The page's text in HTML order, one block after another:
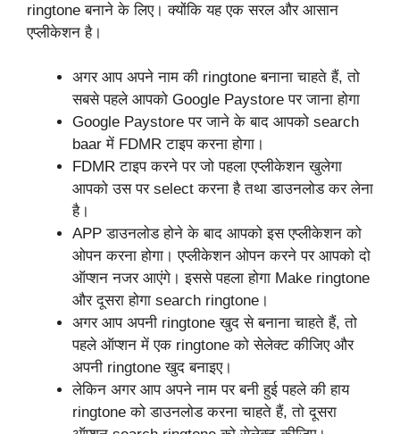
ringtone बनाने के लिए। क्योंकि यह एक सरल और आसान
एप्लीकेशन है।
अगर आप अपने नाम की ringtone बनाना चाहते हैं, तो
सबसे पहले आपको Google Paystore पर जाना होगा
Google Paystore पर जाने के बाद आपको search
baar में FDMR टाइप करना होगा।
FDMR टाइप करने पर जो पहला एप्लीकेशन खुलेगा
आपको उस पर select करना है तथा डाउनलोड कर लेना
है।
APP डाउनलोड होने के बाद आपको इस एप्लीकेशन को
ओपन करना होगा। एप्लीकेशन ओपन करने पर आपको दो
ऑप्शन नजर आएंगे। इससे पहला होगा Make ringtone
और दूसरा होगा search ringtone।
अगर आप अपनी ringtone खुद से बनाना चाहते हैं, तो
पहले ऑप्शन में एक ringtone को सेलेक्ट कीजिए और
अपनी ringtone खुद बनाइए।
लेकिन अगर आप अपने नाम पर बनी हुई पहले की हाय
ringtone को डाउनलोड करना चाहते हैं, तो दूसरा